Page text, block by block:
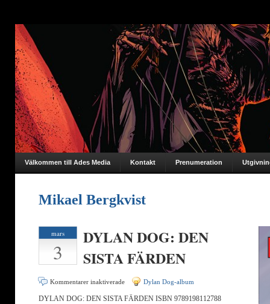
Välkommen till Ades Media Kontakt Prenumeration
Mikael Bergkvist
mars
3
DYLAN DOG: DEN
SISTA FÄRDEN
Kommentarer inaktiverade för
Dylan Dog-album
DYLAN DOG: DEN SISTA FÄRDEN ISBN 9789198112788